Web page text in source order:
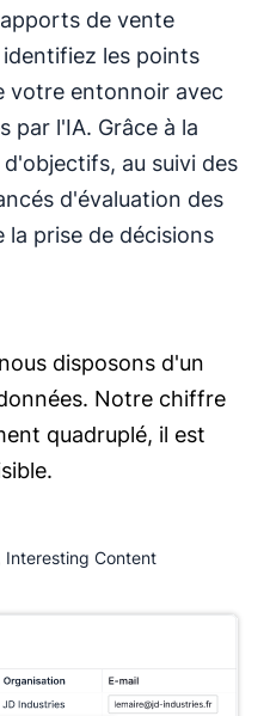
de vente
les points
votre entonnoir avec
par l'IA. Grâce à la
au suivi des
d'évaluation des
prise de décisions
disposons d'un
Notre chiffre
quadruplé, il est
Interesting Content